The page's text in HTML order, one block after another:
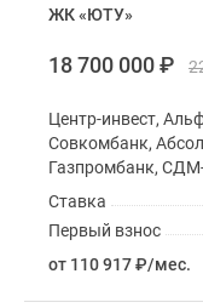
ЖК «ЮТУ»
18 700 000₽
Центр-инвест,
Совкомбанк,
Газпромбанк,
Ставка
Первый взнос
от 110 917₽/мес.